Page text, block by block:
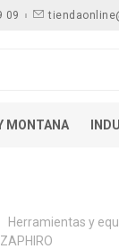
09
MONTANA
Herramientas y